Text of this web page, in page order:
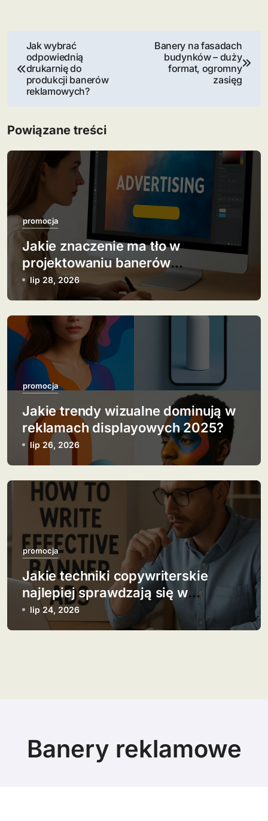
g
c
j
a
i
s
u
Jak wybrać
odpowiednią
drukarnię do
produkcji banerów
reklamowych?
Banery na fasadach
budynków – duży
format, ogromny
zasięg
Powiązane treści
promocja
Jakie znaczenie ma tło w
projektowaniu banerów
reklamowych?
lip 28, 2026
promocja
Jakie trendy wizualne dominują w
reklamach displayowych 2025?
lip 26, 2026
promocja
Jakie techniki copywriterskie
najlepiej sprawdzają się w
banerach?
lip 24, 2026
Banery reklamowe